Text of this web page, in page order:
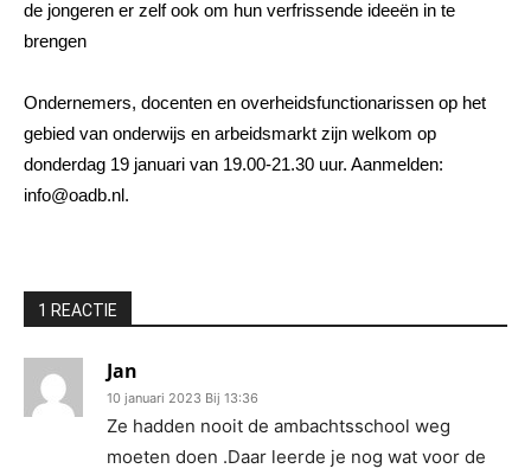
de jongeren er zelf ook om hun verfrissende ideeën in te
brengen
Ondernemers, docenten en overheidsfunctionarissen op het
gebied van onderwijs en arbeidsmarkt zijn welkom op
donderdag 19 januari van 19.00-21.30 uur. Aanmelden:
info@oadb.nl.
1 REACTIE
Jan
10 januari 2023 Bij 13:36
Ze hadden nooit de ambachtsschool weg
moeten doen .Daar leerde je nog wat voor de